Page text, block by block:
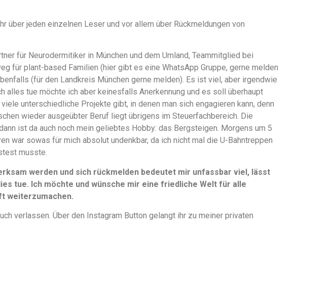
jeden einzelnen Leser und vor allem über Rückmeldungen von
für Neurodermitiker in München und dem Umland, Teammitglied bei
für plant-based Familien (hier gibt es eine WhatsApp Gruppe, gerne melden
(für den Landkreis München gerne melden). Es ist viel, aber irgendwie
tue möchte ich aber keinesfalls Anerkennung und es soll überhaupt
unterschiedliche Projekte gibt, in denen man sich engagieren kann, denn
wieder ausgeübter Beruf liegt übrigens im Steuerfachbereich. Die
ist da auch noch mein geliebtes Hobby: das Bergsteigen. Morgens um 5
war sowas für mich absolut undenkbar, da ich nicht mal die U-Bahntreppen
musste.
werden und sich rückmelden bedeutet mir unfassbar viel, lässt
tue. Ich möchte und wünsche mir eine friedliche Welt für alle
weiterzumachen.
verlassen. Über den Instagram Button gelangt ihr zu meiner privaten